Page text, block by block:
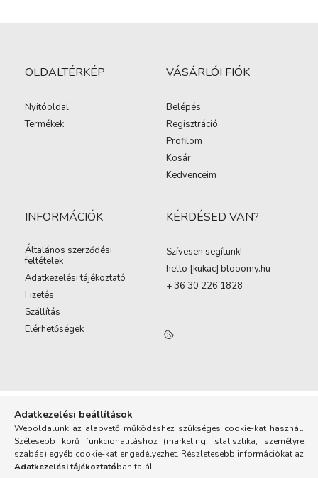
OLDALTÉRKÉP
Nyitóoldal
Termékek
VÁSÁRLÓI FIÓK
Belépés
Regisztráció
Profilom
Kosár
Kedvenceim
INFORMÁCIÓK
Általános szerződési
feltételek
Adatkezelési tájékoztató
Fizetés
Szállítás
Elérhetőségek
KÉRDÉSED VAN?
Szívesen segítünk!
hello [kukac] blooomy.hu
+ 36 30 226 1828
Adatkezelési beállítások
Weboldalunk az alapvető működéshez szükséges cookie-kat használ.
Szélesebb körű funkcionalitáshoz (marketing, statisztika, személyre
szabás) egyéb cookie-kat engedélyezhet. Részletesebb információkat az
Adatkezelési tájékoztatóban talál.